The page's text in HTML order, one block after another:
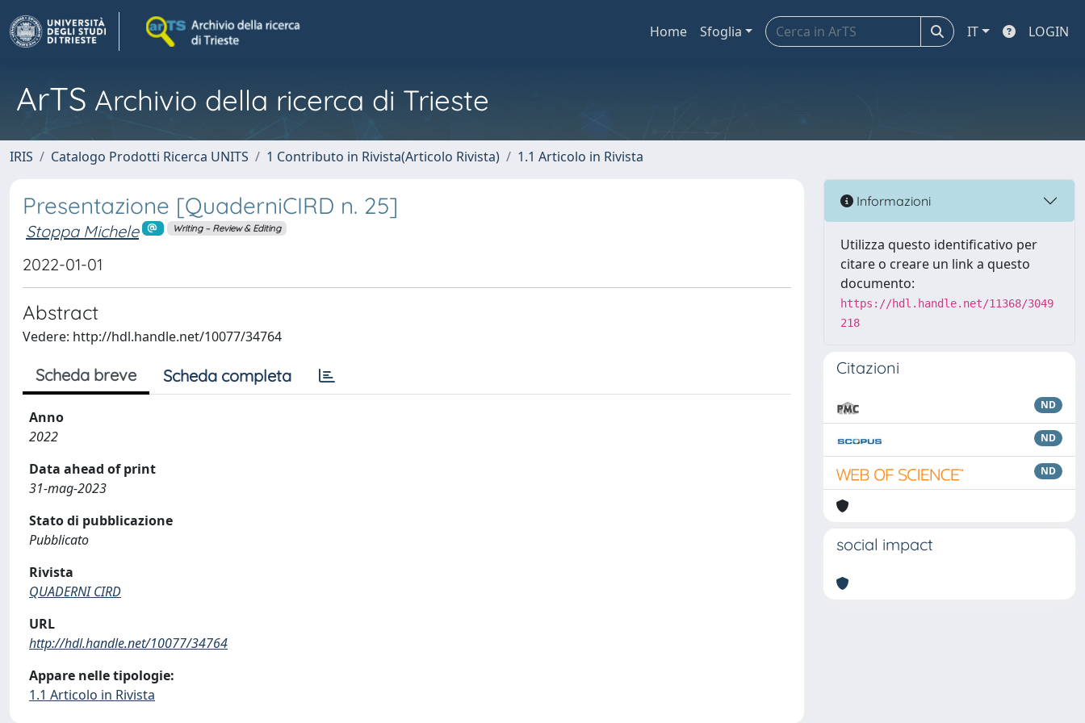
Home Sfoglia IT LOGIN
ArTS Archivio della ricerca di Trieste
IRIS Catalogo Prodotti Ricerca UNITS 1 Contributo in Rivista(Articolo Rivista) 1.1 Articolo in Rivista
Presentazione [QuaderniCIRD n. 25]
Stoppa Michele Writing – Review & Editing
2022-01-01
Abstract
Vedere: http://hdl.handle.net/10077/34764
Scheda breve Scheda completa
Anno
2022
Data ahead of print
31-mag-2023
Stato di pubblicazione
Pubblicato
Rivista
QUADERNI CIRD
URL
http://hdl.handle.net/10077/34764
Appare nelle tipologie:
1.1 Articolo in Rivista
Informazioni
Utilizza questo identificativo per
citare o creare un link a questo
documento:
https://hdl.handle.net/11368/3049
218
Citazioni
ND
ND
ND
social impact